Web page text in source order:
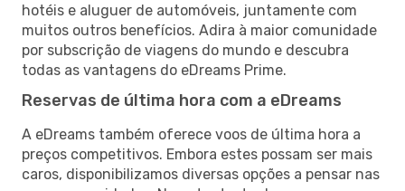
hotéis e aluguer de automóveis, juntamente com
muitos outros benefícios. Adira à maior comunidade
por subscrição de viagens do mundo e descubra
todas as vantagens do eDreams Prime.
Reservas de última hora com a eDreams
A eDreams também oferece voos de última hora a
preços competitivos. Embora estes possam ser mais
caros, disponibilizamos diversas opções a pensar nas